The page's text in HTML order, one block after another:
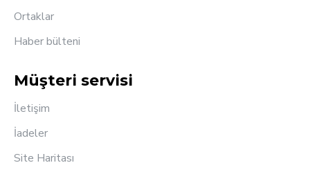
Ortaklar
Haber bülteni
Müşteri servisi
İletişim
İadeler
Site Haritası